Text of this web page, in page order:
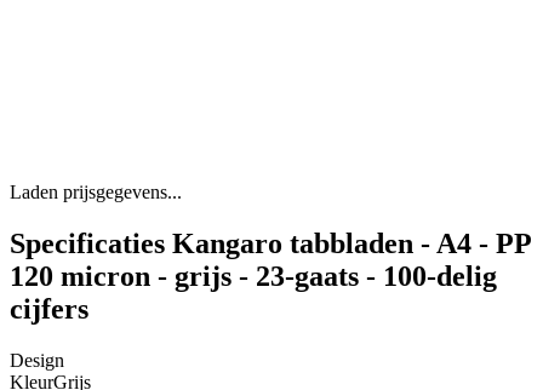
Laden prijsgegevens...
Specificaties Kangaro tabbladen - A4 - PP
120 micron - grijs - 23-gaats - 100-delig
cijfers
Design
KleurGrijs